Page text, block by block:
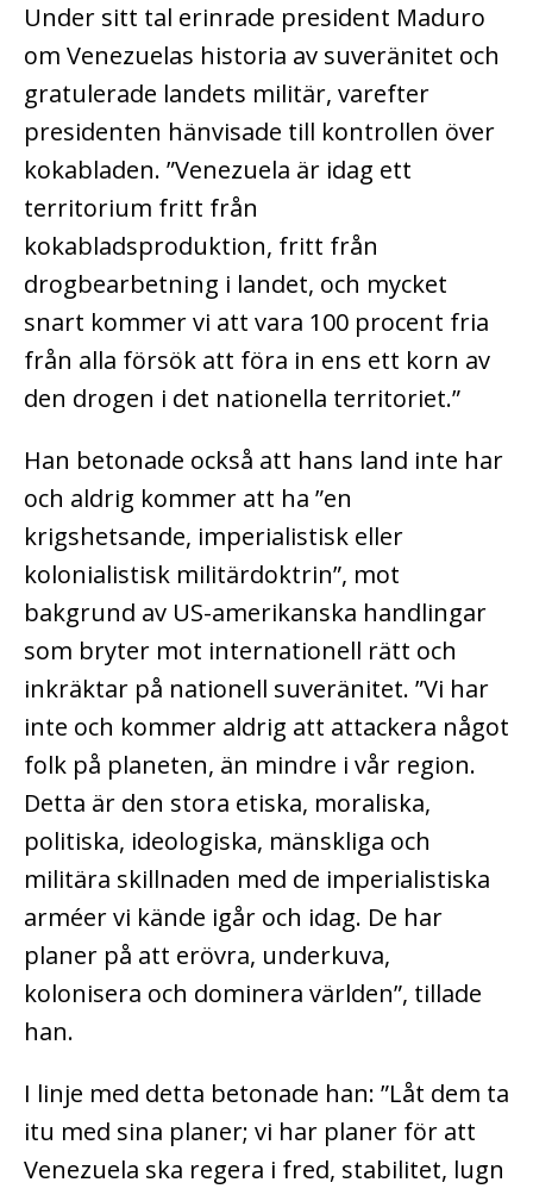
Under sitt tal erinrade president Maduro
om Venezuelas historia av suveränitet och
gratulerade landets militär, varefter
presidenten hänvisade till kontrollen över
kokabladen. ”Venezuela är idag ett
territorium fritt från
kokabladsproduktion, fritt från
drogbearbetning i landet, och mycket
snart kommer vi att vara 100 procent fria
från alla försök att föra in ens ett korn av
den drogen i det nationella territoriet.”
Han betonade också att hans land inte har
och aldrig kommer att ha ”en
krigshetsande, imperialistisk eller
kolonialistisk militärdoktrin”, mot
bakgrund av US-amerikanska handlingar
som bryter mot internationell rätt och
inkräktar på nationell suveränitet. ”Vi har
inte och kommer aldrig att attackera något
folk på planeten, än mindre i vår region.
Detta är den stora etiska, moraliska,
politiska, ideologiska, mänskliga och
militära skillnaden med de imperialistiska
arméer vi kände igår och idag. De har
planer på att erövra, underkuva,
kolonisera och dominera världen”, tillade
han.
I linje med detta betonade han: ”Låt dem ta
itu med sina planer; vi har planer för att
Venezuela ska regera i fred, stabilitet, lugn